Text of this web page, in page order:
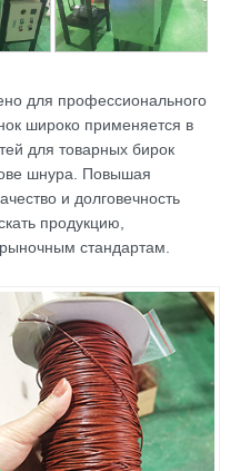
для профессионального
широко применяется в
для товарных бирок
шнура. Повышая
и долговечность
продукцию,
стандартам.